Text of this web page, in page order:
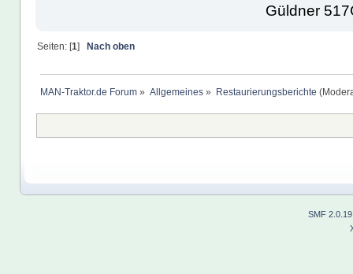
Güldner
Seiten: [1] Nach oben
MAN-Traktor.de Forum » Allgemeines » Restaurierungsberichte
SMF 2.0.19